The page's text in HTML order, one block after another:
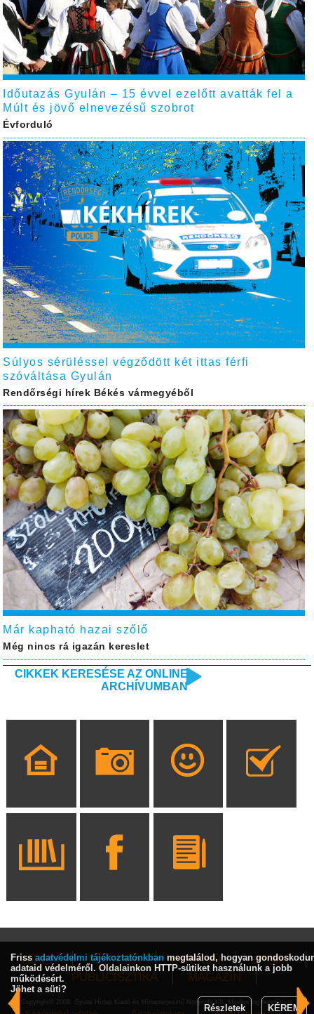
Időutazás Gyulán – 15 évvel ezelőtt avatták fel a
Múlt és jövő elnevezésű szobrot
Évforduló
Súlyos sérüléssel végződött két ittas férfi
szóváltása Gyulán
Rendőrségi hírek Békés vármegyéből
Már kapható hazai szőlő
Még nincs rá igazán kereslet
CIKKEK KERESÉSE AZ ONLINE
ARCHÍVUMBAN
HÍREK KULTÚRA INTERJÚ
SPORT
PUBLICISZTIKA
MAGAZIN
Copyright© 2009, Gyulai Hírlap Kiadó és Hírlapterjesztő Nonprofit Kft. Minden jog fenntartva!
Friss adatvédelmi tájékoztatónkban megtalálod, hogyan
adataid védelméről. Oldalainkon HTTP-sütiket használunk a jobb
működésért.
Jöhet a süti?
Részletek
KÉREM